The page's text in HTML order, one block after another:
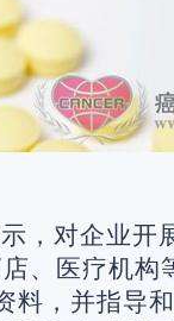
，对企业开
、医疗机构
料，并指导